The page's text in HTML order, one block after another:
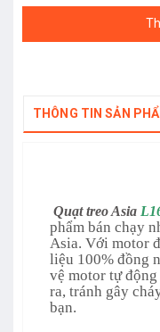
THÔNG TIN SẢN
Quạt treo Asia
phẩm bán chạy
Asia. Với motor
liệu 100% đồng
vệ motor tự
ra, tránh gây
bạn.